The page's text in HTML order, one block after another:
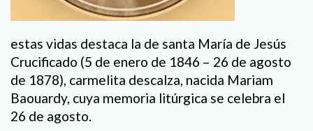
estas vidas destaca la de santa María de Jesús
Crucificado (5 de enero de 1846 – 26 de agosto
de 1878), carmelita descalza, nacida Mariam
Baouardy, cuya memoria litúrgica se celebra el
26 de agosto.